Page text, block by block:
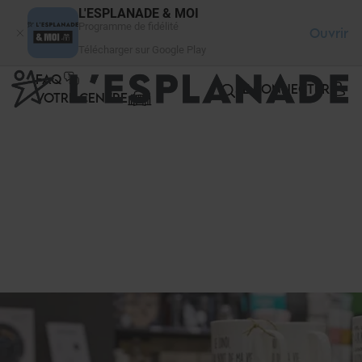
L'ESPLANADE & MOI
Ouvrir
FAQ
VOTRE CENTRE
SE CONNECTER
Panneau de gestion des cookies